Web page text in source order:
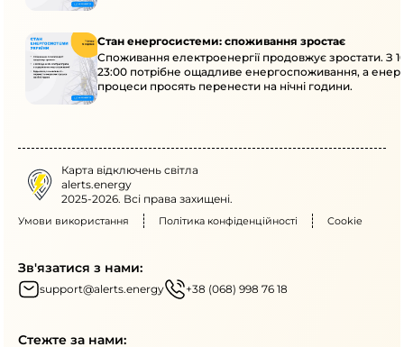
Стан енергосистеми: споживання зростає
Споживання електроенергії продовжує зростати. З
23:00 потрібне ощадливе енергоспоживання, а
процеси просять перенести на нічні години.
Карта відключень світла
alerts.energy
2025-2026. Всі права захищені.
Умови використання Політика конфіденційності Cookie
Зв'язатися з нами:
support@alerts.energy +38 (068) 998 76 18
Стежте за нами: